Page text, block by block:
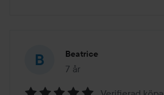
Beatrice
7 år
Inlägget skapades 7 år